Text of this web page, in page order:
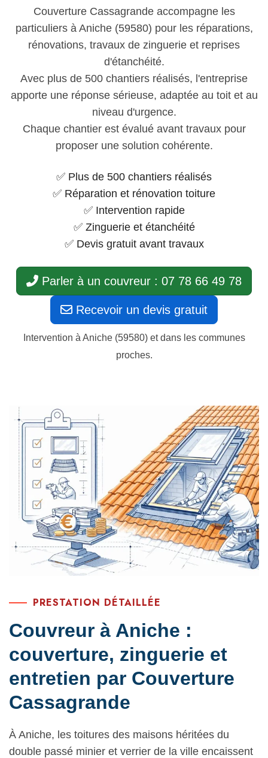
Couverture Cassagrande accompagne les
particuliers à Aniche (59580) pour les réparations,
rénovations, travaux de zinguerie et reprises
d'étanchéité.
Avec plus de 500 chantiers réalisés, l'entreprise
apporte une réponse sérieuse, adaptée au toit et au
niveau d'urgence.
Chaque chantier est évalué avant travaux pour
proposer une solution cohérente.
✅ Plus de 500 chantiers réalisés
✅ Réparation et rénovation toiture
✅ Intervention rapide
✅ Zinguerie et étanchéité
✅ Devis gratuit avant travaux
Parler à un couvreur : 07 78 66 49 78
Recevoir un devis gratuit
Intervention à Aniche (59580) et dans les communes
proches.
PRESTATION DÉTAILLÉE
Couvreur à Aniche :
couverture, zinguerie et
entretien par Couverture
Cassagrande
À Aniche, les toitures des maisons héritées du
double passé minier et verrier de la ville encaissent